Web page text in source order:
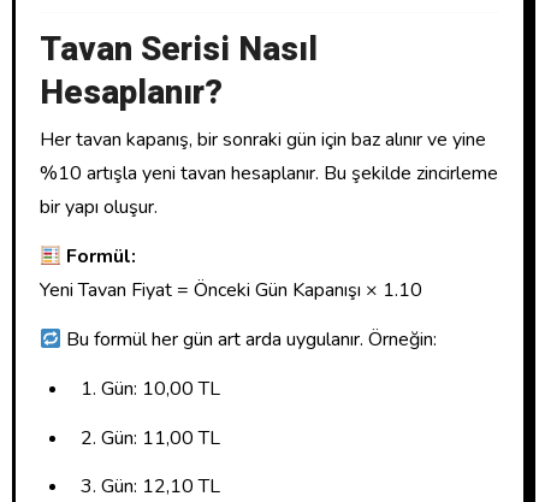
Tavan Serisi Nasıl
Hesaplanır?
Her tavan kapanış, bir sonraki gün için baz alınır ve yine
%10 artışla yeni tavan hesaplanır. Bu şekilde zincirleme
bir yapı oluşur.
Formül:
Yeni Tavan Fiyat = Önceki Gün Kapanışı × 1.10
Bu formül her gün art arda uygulanır. Örneğin:
Gün: 10,00 TL
Gün: 11,00 TL
Gün: 12,10 TL